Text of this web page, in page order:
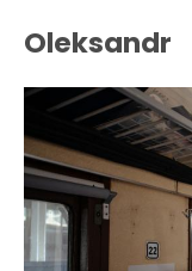
Oleksandr